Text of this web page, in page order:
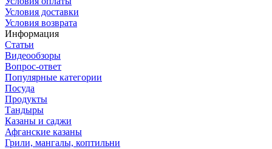
Условия доставки
Условия возврата
Информация
Статьи
Видеообзоры
Вопрос-ответ
Популярные категории
Посуда
Продукты
Тандыры
Казаны и саджи
Афганские казаны
Грили, мангалы, коптильни